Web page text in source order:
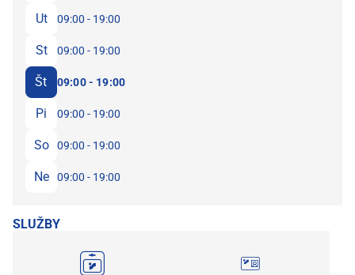
Ut 09:00 - 19:00
St 09:00 - 19:00
Št 09:00 - 19:00
Pi 09:00 - 19:00
So 09:00 - 19:00
Ne 09:00 - 19:00
SLUŽBY